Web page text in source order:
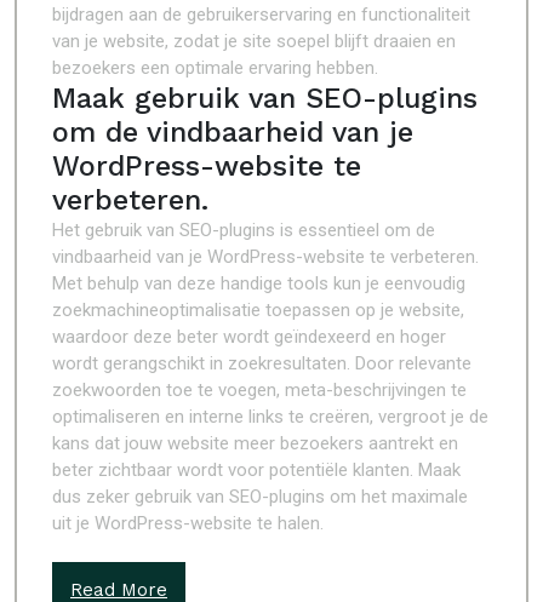
bijdragen aan de gebruikerservaring en functionaliteit
van je website, zodat je site soepel blijft draaien en
bezoekers een optimale ervaring hebben.
Maak gebruik van SEO-plugins
om de vindbaarheid van je
WordPress-website te
verbeteren.
Het gebruik van SEO-plugins is essentieel om de
vindbaarheid van je WordPress-website te verbeteren.
Met behulp van deze handige tools kun je eenvoudig
zoekmachineoptimalisatie toepassen op je website,
waardoor deze beter wordt geïndexeerd en hoger
wordt gerangschikt in zoekresultaten. Door relevante
zoekwoorden toe te voegen, meta-beschrijvingen te
optimaliseren en interne links te creëren, vergroot je de
kans dat jouw website meer bezoekers aantrekt en
beter zichtbaar wordt voor potentiële klanten. Maak
dus zeker gebruik van SEO-plugins om het maximale
uit je WordPress-website te halen.
Read More